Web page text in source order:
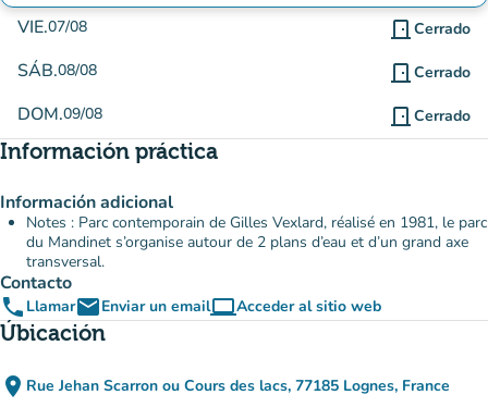
VIE.07/08 door_front Cerrado
SÁB.08/08 door_front Cerrado
DOM.09/08 door_front Cerrado
Información práctica
Información adicional
Notes : Parc contemporain de Gilles Vexlard, réalisé en 1981, le parc
du Mandinet s’organise autour de 2 plans d’eau et d’un grand axe
transversal.
Contacto
phone LlamaremailEnviar un emailcomputerAcceder al sitio web
(nueva pestaña)
Úbicación
place Rue Jehan Scarron ou Cours des lacs, 77185 Lognes, France
(abrir en Google Maps)
(nueva pestaña)